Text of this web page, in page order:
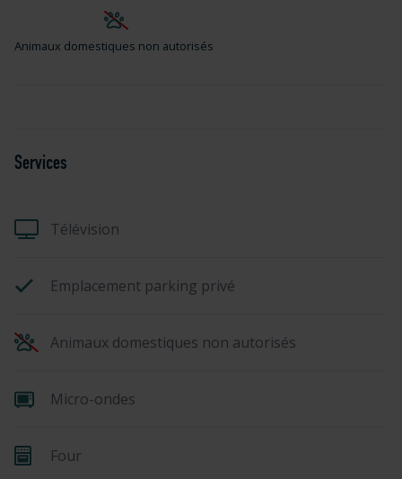
Animaux domestiques non autorisés
Services
Télévision
Emplacement parking privé
Animaux domestiques non autorisés
Micro-ondes
Four